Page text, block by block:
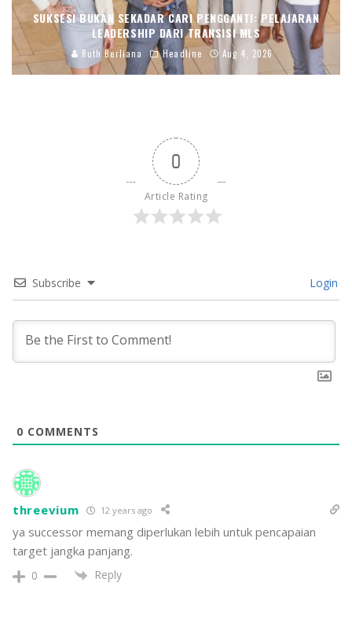
SUKSESI BUKAN SEKADAR CARI PENGGANTI: PELAJARAN
LEADERSHIP DARI TRANSISI MLS
Ruth Berliana Headline Aug 4, 2026
0
Article Rating
Subscribe Login
0 COMMENTS
threevium 12 years ago
ya successor memang diperlukan lebih untuk pencapaian
target jangka panjang.
0 Reply